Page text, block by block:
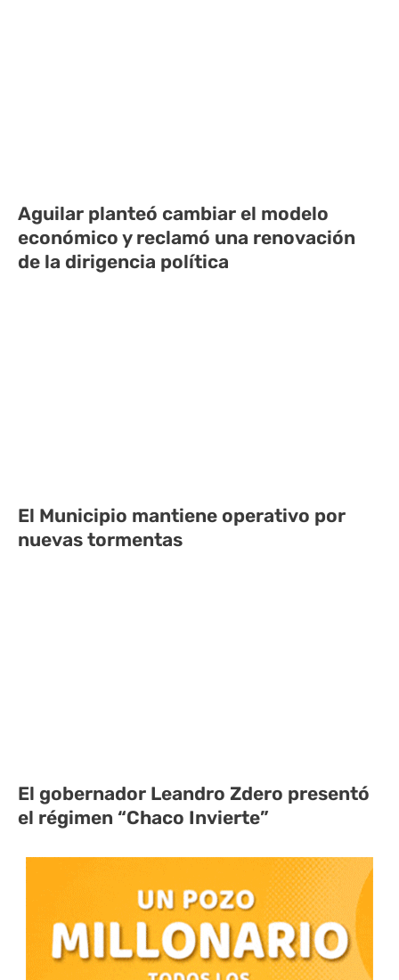
Aguilar planteó cambiar el modelo
económico y reclamó una renovación
de la dirigencia política
El Municipio mantiene operativo por
nuevas tormentas
El gobernador Leandro Zdero presentó
el régimen “Chaco Invierte”